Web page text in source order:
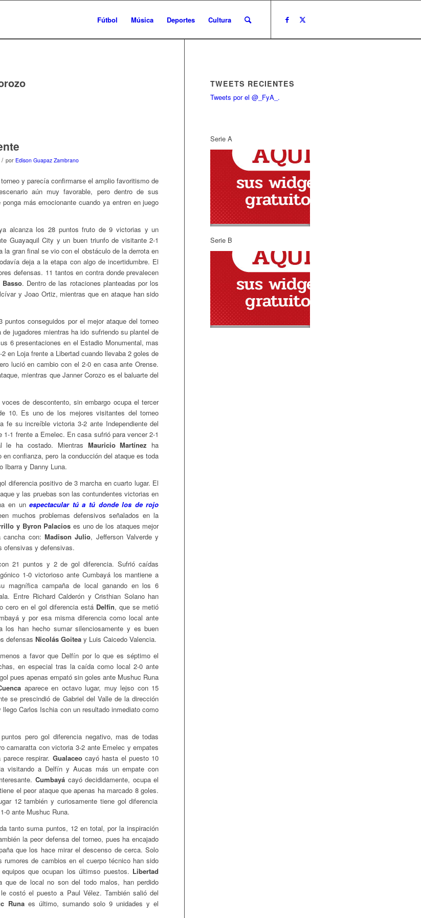
Fútbol Música Deportes Cultura
/ por Edison Guapaz Zambrano
y parecía confirmarse el amplio favoritismo de
aún muy favorable, pero dentro de sus
más emocionante cuando ya entren en juego
alcanza los 28 puntos fruto de 9 victorias y un
Guayaquil City y un buen triunfo de visitante 2-1
gran final se vio con el obstáculo de la derrota en
deja a la etapa con algo de incertidumbre. El
defensas. 11 tantos en contra donde prevalecen
. Dentro de las rotaciones planteadas por los
y Joao Ortiz, mientras que en ataque han sido
puntos conseguidos por el mejor ataque del torneo
jugadores mientras ha ido sufriendo su plantel de
6 presentaciones en el Estadio Monumental, mas
en Loja frente a Libertad cuando llevaba 2 goles de
lució en cambio con el 2-0 en casa ante Orense.
mientras que Janner Corozo es el baluarte del
voces de descontento, sin embargo ocupa el tercer
10. Es uno de los mejores visitantes del torneo
su increíble victoria 3-2 ante Independiente del
1 frente a Emelec. En casa sufrió para vencer 2-1
le ha costado. Mientras Mauricio Martínez ha
confianza, pero la conducción del ataque es toda
Ibarra y Danny Luna.
diferencia positivo de 3 marcha en cuarto lugar. El
y las pruebas son las contundentes victorias en
en unespectacular tú a tú donde los de rojo
muchos problemas defensivos señalados en la
y Byron Palacios es uno de los ataques mejor
cancha con: Madison Julio, Jefferson Valverde y
ofensivas y defensivas.
21 puntos y 2 de gol diferencia. Sufrió caídas
1-0 victorioso ante Cumbayá los mantiene a
magnífica campaña de local ganando en los 6
Entre Richard Calderón y Cristhian Solano han
cero en el gol diferencia está Delfín, que se metió
y por esa misma diferencia como local ante
los han hecho sumar silenciosamente y es buen
defensas Nicolás Goitea y Luis Caicedo Valencia.
a favor que Delfín por lo que es séptimo el
en especial tras la caída como local 2-0 ante
pues apenas empató sin goles ante Mushuc Runa
aparece en octavo lugar, muy lejso con 15
se prescindió de Gabriel del Valle de la dirección
Carlos Ischia con un resultado inmediato como
pero gol diferencia negativo, mas de todas
camaratta con victoria 3-2 ante Emelec y empates
respirar. Gualaceocayó hasta el puesto 10
visitando a Delfín y Aucas más un empate con
Cumbayá cayó decididamente, ocupa el
el peor ataque que apenas ha marcado 8 goles.
12 también y curiosamente tiene gol diferencia
0 ante Mushuc Runa.
tanto suma puntos, 12 en total, por la inspiración
la peor defensa del torneo, pues ha encajado
que los hace mirar el descenso de cerca. Solo
de cambios en el cuerpo técnico han sido
que ocupan los últimso puestos. Libertad
de local no son del todo malos, han perdido
costó el puesto a Paul Vélez. También salió del
Runaes último, sumando solo 9 unidades y el
TWEETS RECIENTES
Tweets por el @_FyA_.
Serie A
Serie B